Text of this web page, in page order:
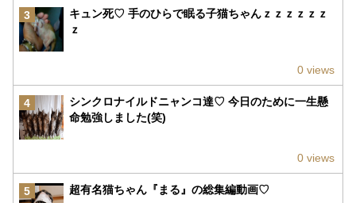
3
キュン死♡ 手のひらで眠る子猫ちゃんｚｚｚｚｚｚ
ｚ
0 views
4
シンクロナイルドニャンコ達♡ 今日のために一生懸
命勉強しました(笑)
0 views
5 超有名猫ちゃん『まる』の総集編動画♡